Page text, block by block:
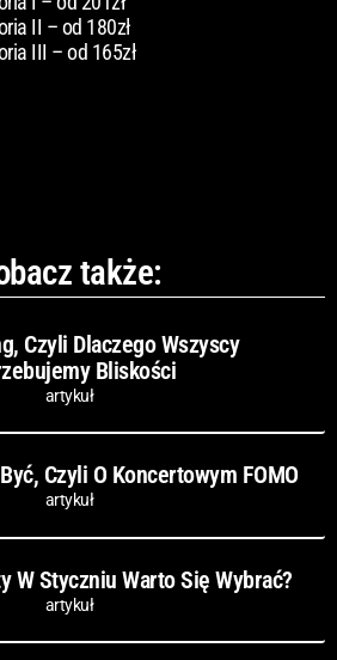
II – od 180zł
III – od 165zł
także:
Czyli Dlaczego Wszyscy
Bliskości
artykuł
Czyli O Koncertowym FOMO
artykuł
W Styczniu Warto Się Wybrać?
artykuł